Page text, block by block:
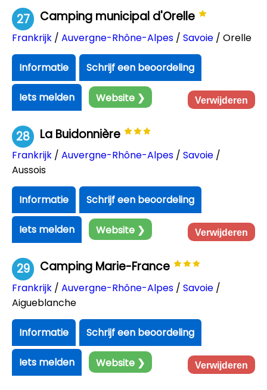
27 Camping municipal d'Orelle
Frankrijk / Auvergne-Rhône-Alpes / Savoie / Orelle
Informatie Schrijf een beoordeling
Iets melden Website ❯ Verwijderen
28 La Buidonnière
Frankrijk / Auvergne-Rhône-Alpes / Savoie /
Aussois
Informatie Schrijf een beoordeling
Iets melden Website ❯ Verwijderen
29 Camping Marie-France
Frankrijk / Auvergne-Rhône-Alpes / Savoie /
Aigueblanche
Informatie Schrijf een beoordeling
Iets melden Website ❯ Verwijderen